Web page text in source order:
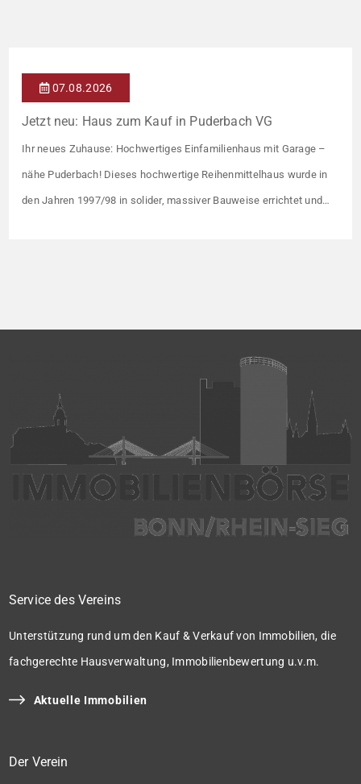
07.08.2026
Jetzt neu: Haus zum Kauf in Puderbach VG
Ihr neues Zuhause: Hochwertiges Einfamilienhaus mit Garage –
nähe Puderbach! Dieses hochwertige Reihenmittelhaus wurde in
den Jahren 1997/98 in solider, massiver Bauweise errichtet und
Der Verein
Service des Vereins
Unterstützung rund um den Kauf & Verkauf von Immobilien, die
fachgerechte Hausverwaltung, Immobilienbewertung u.v.m.
Aktuelle Immobilien